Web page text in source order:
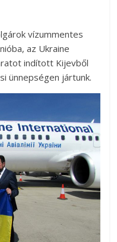
vízummentes
az Ukraine
indított Kijevből
ünnepségen jártunk.